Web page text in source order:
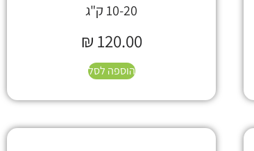
10-20 ק"ג
₪ 120.00
הוספה לסל